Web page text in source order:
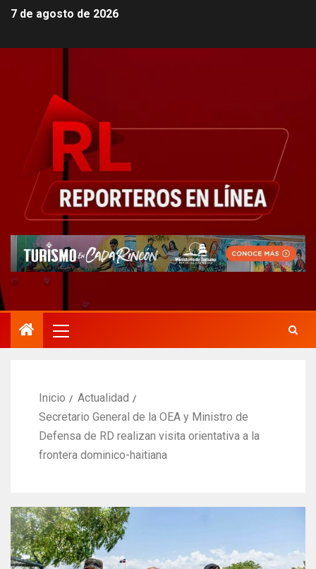
7 de agosto de 2026
Inicio
Actualidad
Secretario General de la OEA y Ministro de
Defensa de RD realizan visita orientativa a la
frontera dominico-haitiana